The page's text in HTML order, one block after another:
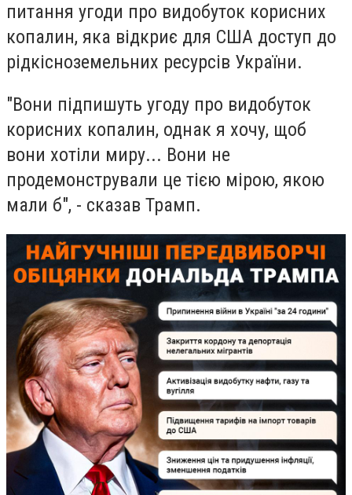
питання угоди про видобуток корисних
копалин, яка відкриє для США доступ до
рідкісноземельних ресурсів України.
"Вони підпишуть угоду про видобуток
корисних копалин, однак я хочу, щоб
вони хотіли миру... Вони не
продемонстрували це тією мірою, якою
мали б", - сказав Трамп.